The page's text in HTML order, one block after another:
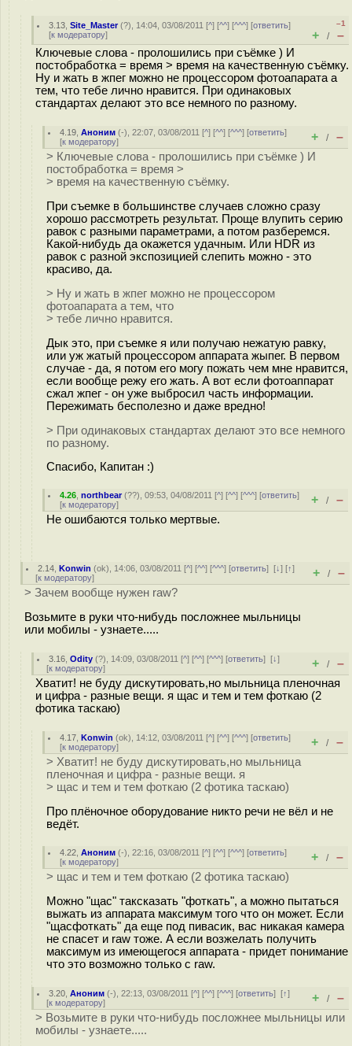
3.13 ,Site_Master(?), 14:04, 03/08/2011 [^] [^^] [^^^] [ответить]
[к модератору]
–1
+ / –
Ключевые слова - пролошились при съёмке ) И
постобработка = время > время на качественную съёмку.
Ну и жать в жпег можно не процессором фотоапарата а
тем, что тебе лично нравится. При одинаковых
стандартах делают это все немного по разному.
4.19 ,Аноним (-), 22:07, 03/08/2011 [^] [^^] [^^^] [ответить]
[к модератору] + / –
> Ключевые слова - пролошились при съёмке ) И
постобработка = время >
> время на качественную съёмку.
При съемке в большинстве случаев сложно сразу
хорошо рассмотреть результат. Проще влупить серию
равок с разными параметрами, а потом разберемся.
Какой-нибудь да окажется удачным. Или HDR из
равок с разной экспозицией слепить можно - это
красиво, да.
> Ну и жать в жпег можно не процессором
фотоапарата а тем, что
> тебе лично нравится.
Дык это, при съемке я или получаю нежатую равку,
или уж жатый процессором аппарата жыпег. В первом
случае - да, я потом его могу пожать чем мне нравится,
если вообще режу его жать. А вот если фотоаппарат
сжал жпег - он уже выбросил часть информации.
Пережимать бесполезно и даже вредно!
> При одинаковых стандартах делают это все немного
по разному.
Спасибо, Капитан :)
4.26 ,northbear(??), 09:53, 04/08/2011 [^] [^^] [^^^] [ответить]
[к модератору] + / –
Не ошибаются только мертвые.
2.14 ,Konwin (ok), 14:06, 03/08/2011 [^] [^^] [^^^] [ответить][↓] [↑]
[к модератору] + / –
> Зачем вообще нужен raw?
Возьмите в руки что-нибудь посложнее мыльницы
или мобилы - узнаете.....
3.16 ,Odity (?), 14:09, 03/08/2011 [^] [^^] [^^^] [ответить][↓]
[к модератору] + / –
Хватит! не буду дискутировать,но мыльница пленочная
и цифра - разные вещи. я щас и тем и тем фоткаю (2
фотика таскаю)
4.17 ,Konwin (ok), 14:12, 03/08/2011 [^] [^^] [^^^] [ответить]
[к модератору] + / –
> Хватит! не буду дискутировать,но мыльница
пленочная и цифра - разные вещи. я
> щас и тем и тем фоткаю (2 фотика таскаю)
Про плёночное оборудование никто речи не вёл и не
ведёт.
4.22 ,Аноним (-), 22:16, 03/08/2011 [^] [^^] [^^^] [ответить]
[к модератору] + / –
> щас и тем и тем фоткаю (2 фотика таскаю)
Можно "щас" таксказать "фоткать", а можно пытаться
выжать из аппарата максимум того что он может. Если
"щасфоткать" да еще под пивасик, вас никакая камера
не спасет и raw тоже. А если возжелать получить
максимум из имеющегося аппарата - придет понимание
что это возможно только с raw.
3.20 ,Аноним (-), 22:13, 03/08/2011 [^] [^^] [^^^] [ответить][↑]
[к модератору] + / –
> Возьмите в руки что-нибудь посложнее мыльницы или
мобилы - узнаете.....